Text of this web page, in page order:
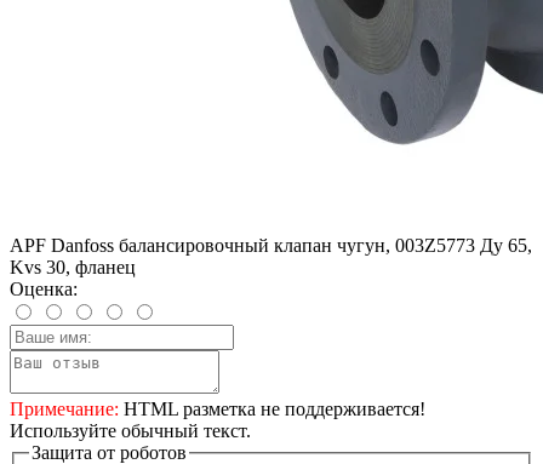
APF Danfoss балансировочный клапан чугун, 003Z5773 Ду 65,
Kvs 30, фланец
Оценка:
Примечание: HTML разметка не поддерживается!
Используйте обычный текст.
Защита от роботов